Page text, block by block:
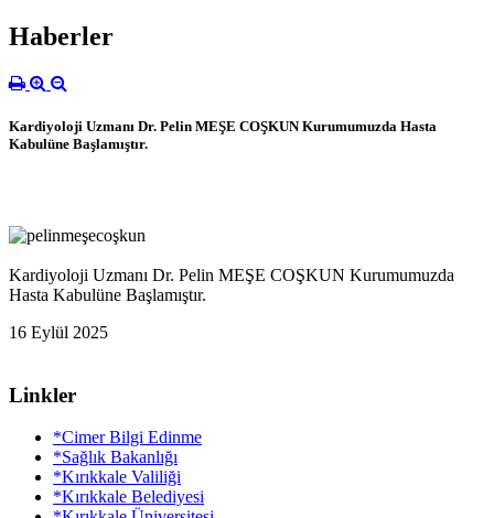
Haberler
Kardiyoloji Uzmanı Dr. Pelin MEŞE COŞKUN Kurumumuzda Hasta
Kabulüne Başlamıştır.
Kardiyoloji Uzmanı Dr. Pelin MEŞE COŞKUN Kurumumuzda
Hasta Kabulüne Başlamıştır.
16 Eylül 2025
Linkler
*Cimer Bilgi Edinme
*Sağlık Bakanlığı
*Kırıkkale Valiliği
*Kırıkkale Belediyesi